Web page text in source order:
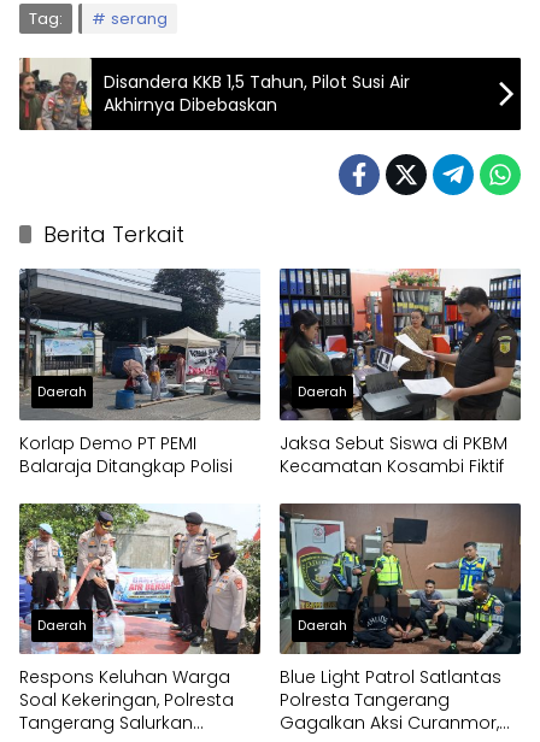
Tag: serang
Disandera KKB 1,5 Tahun, Pilot Susi Air
Akhirnya Dibebaskan
Berita Terkait
Daerah
Korlap Demo PT PEMI
Balaraja Ditangkap Polisi
Daerah
Jaksa Sebut Siswa di PKBM
Kecamatan Kosambi Fiktif
Daerah
Respons Keluhan Warga
Soal Kekeringan, Polresta
Tangerang Salurkan
Daerah
Blue Light Patrol Satlantas
Polresta Tangerang
Gagalkan Aksi Curanmor,